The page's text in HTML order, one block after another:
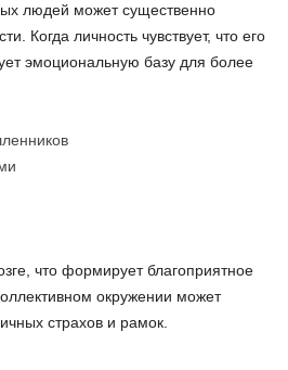
людей может существенно
Когда личность чувствует, что его
эмоциональную базу для более
что формирует благоприятное
окружении может
страхов и рамок.